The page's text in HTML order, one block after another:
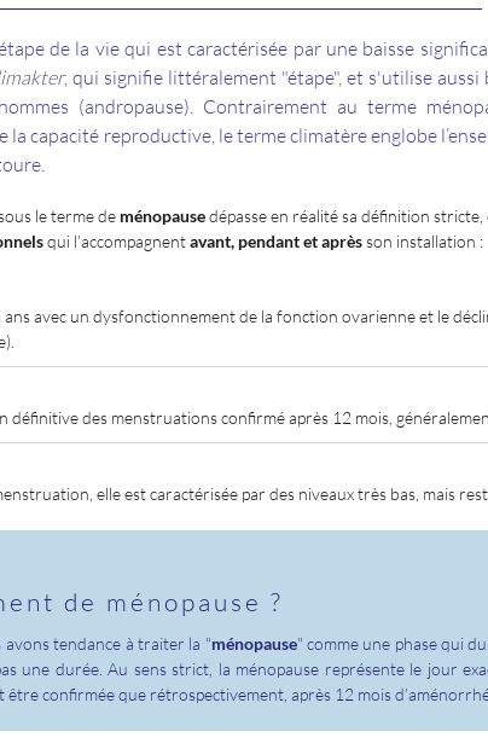
de la vie qui est caractérisée par une baisse
, qui signifie littéralement "étape", et s'utilise aussi
(andropause). Contrairement au terme
la capacité reproductive, le terme climatère englobe
le terme de ménopausedépasse en réalité sa définition stricte,
qui l’accompagnentavant, pendant et aprèsson installation :
avec un dysfonctionnement de la fonction ovarienne et le
définitive des menstruations confirmé après 12 mois,
elle est caractérisée par des niveaux très bas, mais
de ménopause ?
avons tendance à traiter la "ménopause" comme une phase qui
une durée. Au sens strict, la ménopause représente le jour
être confirmée que rétrospectivement, après 12 mois